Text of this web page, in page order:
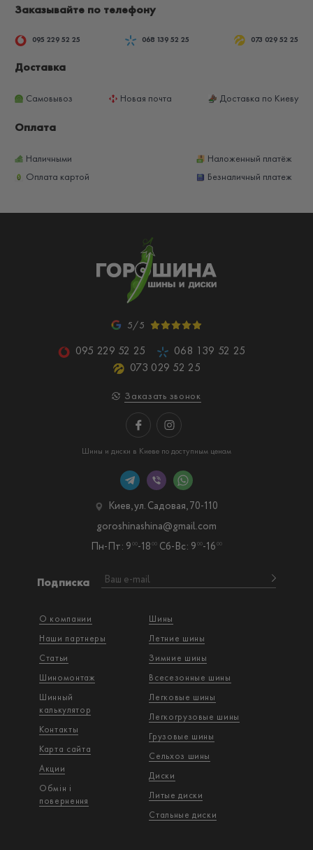
Заказывайте по телефону
095 229 52 25 068 139 52 25 073 029 52 25
Доставка
Самовывоз Новая почта Доставка по Киеву
Оплата
Наличными
Наложенный платёж
Оплата картой
Безналичный платеж
5/5
095 229 52 25
068 139 52 25
073 029 52 25
Заказать звонок
Шины и диски в Киеве по доступным ценам
О компании
Наши партнеры
Статьи
Шиномонтаж
Шинный
калькулятор
Контакты
Карта сайта
Акции
Обмін і
повернення
Шины
Летние шины
Зимние шины
Всесезонные шины
Легковые шины
Легкогрузовые шины
Грузовые шины
Сельхоз шины
Диски
Литые диски
Стальные диски
Подписка
Киев, ул. Садовая, 70-110
Пн-Пт: 9 00-18 00 Сб-Вс: 9 00-16 00
goroshinashina@gmail.com